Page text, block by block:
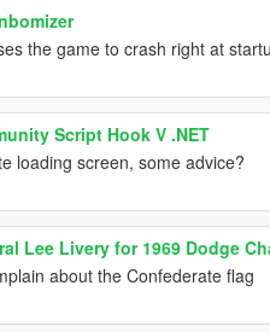
the game to crash right at
Script Hook V .NET
loading screen, some advice?
Lee Livery for 1969 Dodge
about the Confederate flag